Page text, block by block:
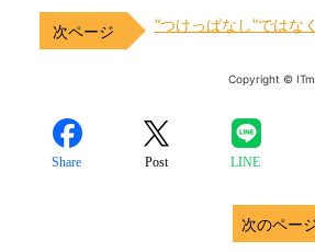
”つけっぱなし”ではな
Copyright ©
Share Post LINE
次のペー